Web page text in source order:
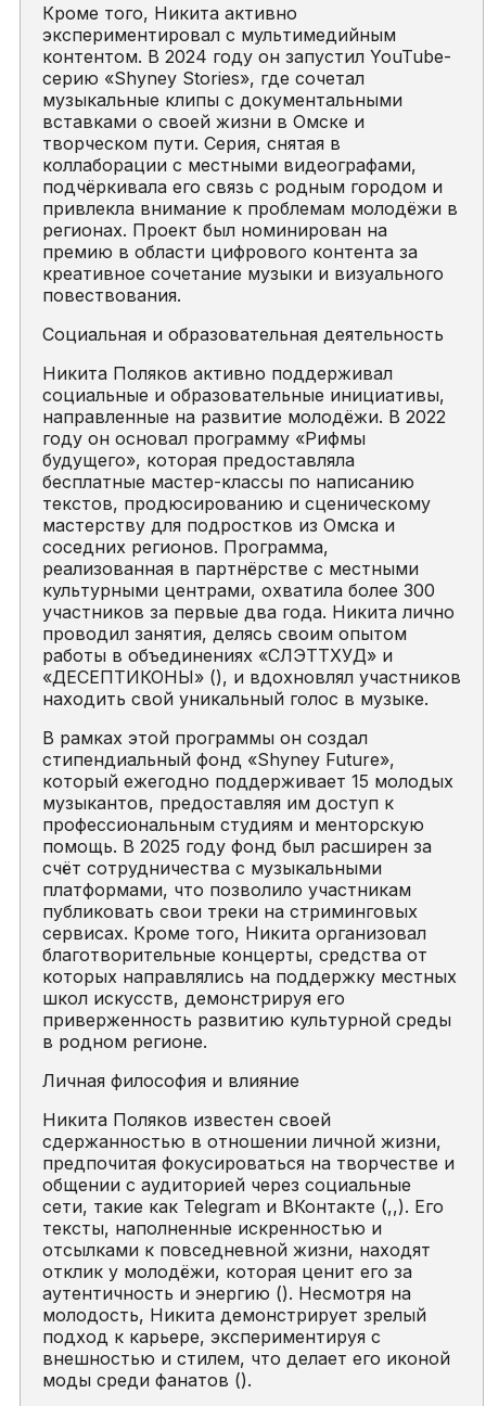
Кроме того, Никита активно
экспериментировал с мультимедийным
контентом. В 2024 году он запустил YouTube-
серию «Shyney Stories», где сочетал
музыкальные клипы с документальными
вставками о своей жизни в Омске и
творческом пути. Серия, снятая в
коллаборации с местными видеографами,
подчёркивала его связь с родным городом и
привлекла внимание к проблемам молодёжи в
регионах. Проект был номинирован на
премию в области цифрового контента за
креативное сочетание музыки и визуального
повествования.
Социальная и образовательная деятельность
Никита Поляков активно поддерживал
социальные и образовательные инициативы,
направленные на развитие молодёжи. В 2022
году он основал программу «Рифмы
будущего», которая предоставляла
бесплатные мастер-классы по написанию
текстов, продюсированию и сценическому
мастерству для подростков из Омска и
соседних регионов. Программа,
реализованная в партнёрстве с местными
культурными центрами, охватила более 300
участников за первые два года. Никита лично
проводил занятия, делясь своим опытом
работы в объединениях «СЛЭТТХУД» и
«ДЕСЕПТИКОНЫ» (), и вдохновлял участников
находить свой уникальный голос в музыке.
В рамках этой программы он создал
стипендиальный фонд «Shyney Future»,
который ежегодно поддерживает 15 молодых
музыкантов, предоставляя им доступ к
профессиональным студиям и менторскую
помощь. В 2025 году фонд был расширен за
счёт сотрудничества с музыкальными
платформами, что позволило участникам
публиковать свои треки на стриминговых
сервисах. Кроме того, Никита организовал
благотворительные концерты, средства от
которых направлялись на поддержку местных
школ искусств, демонстрируя его
приверженность развитию культурной среды
в родном регионе.
Личная философия и влияние
Никита Поляков известен своей
сдержанностью в отношении личной жизни,
предпочитая фокусироваться на творчестве и
общении с аудиторией через социальные
сети, такие как Telegram и ВКонтакте (,,). Его
тексты, наполненные искренностью и
отсылками к повседневной жизни, находят
отклик у молодёжи, которая ценит его за
аутентичность и энергию (). Несмотря на
молодость, Никита демонстрирует зрелый
подход к карьере, экспериментируя с
внешностью и стилем, что делает его иконой
моды среди фанатов ().